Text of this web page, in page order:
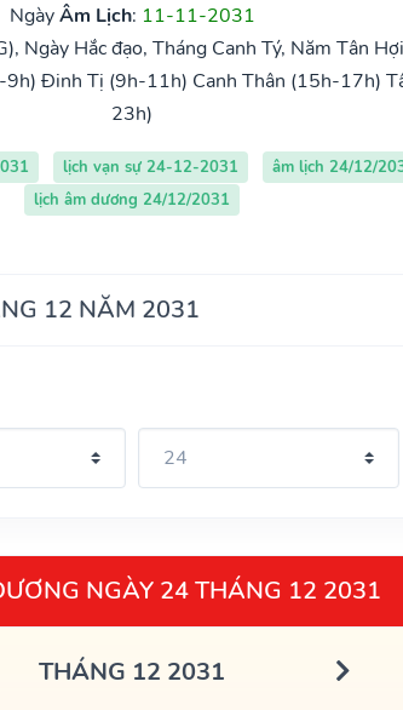
NgàyÂm Lịch: 11-11-2031
Ngày Hắc đạo, Tháng Canh Tý, Năm Tân
9h) Đinh Tị (9h-11h) Canh Thân (15h-17h)
23h)
lịch vạn sự 24-12-2031 âm lịch 24/12/
lịch âm dương 24/12/2031
12 NĂM 2031
NGÀY 24 THÁNG 12 2031
THÁNG 12 2031